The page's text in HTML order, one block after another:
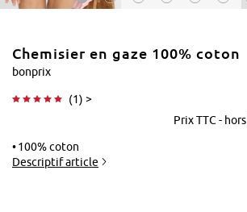
Chemisier en gaze 100% coton
bonprix
(1) >
Prix TTC - hors
100% coton
Descriptif article